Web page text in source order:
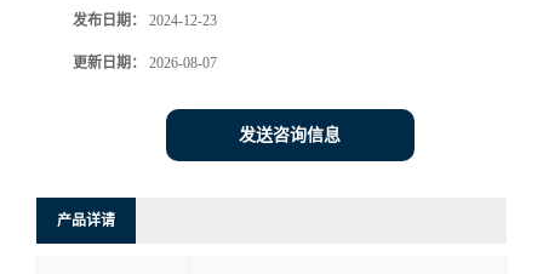
发布日期： 2024-12-23
更新日期： 2026-08-07
发送咨询信息
产品详请